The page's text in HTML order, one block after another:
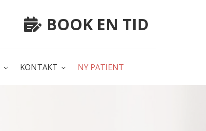
BOOK EN TID
KONTAKT NY PATIENT